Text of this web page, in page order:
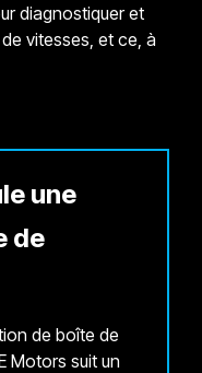
diagnostiquer et
vitesses, et ce, à
une
de
de boîte de
Motors suit un